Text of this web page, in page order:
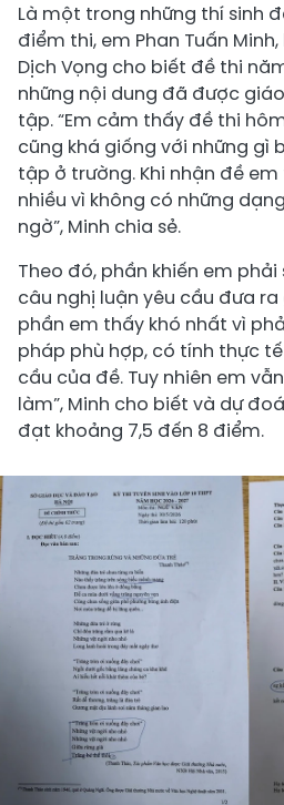
Là một trong những thí sinh
điểm thi, em Phan Tuấn
Dịch Vọng cho biết đề thi
những nội dung đã được
tập. “Em cảm thấy đề thi
cũng khá giống với những gì
tập ở trường. Khi nhận đề
nhiều vì không có những
ngờ”, Minh chia sẻ.
Theo đó, phần khiến em
câu nghị luận yêu cầu đưa ra
phần em thấy khó nhất vì
pháp phù hợp, có tính thực
cầu của đề. Tuy nhiên em
làm”, Minh cho biết và dự
đạt khoảng 7,5 đến 8 điểm.